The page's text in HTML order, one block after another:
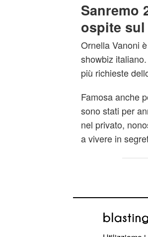
Sanremo
ospite
Ornella Vanoni
showbiz
più richieste
Famosa anche
sono stati per
nel privato,
a vivere in